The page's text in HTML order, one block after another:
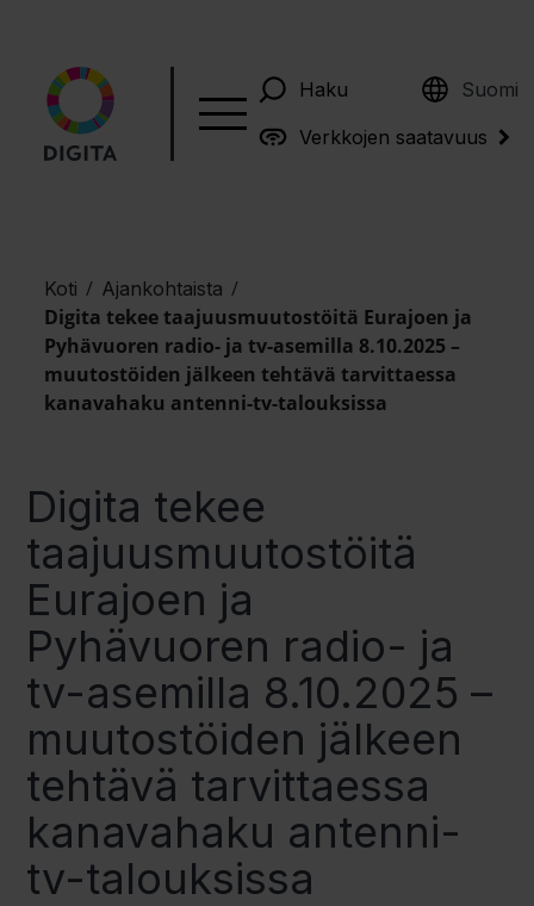
Haku Suomi
English
Verkkojen saatavuus
Koti / Ajankohtaista /
Digita tekee taajuusmuutostöitä Eurajoen ja
Pyhävuoren radio- ja tv-asemilla 8.10.2025 –
muutostöiden jälkeen tehtävä tarvittaessa
kanavahaku antenni-tv-talouksissa
Digita tekee
taajuusmuutostöitä
Eurajoen ja
Pyhävuoren radio- ja
tv-asemilla 8.10.2025 –
muutostöiden jälkeen
tehtävä tarvittaessa
kanavahaku antenni-
tv-talouksissa